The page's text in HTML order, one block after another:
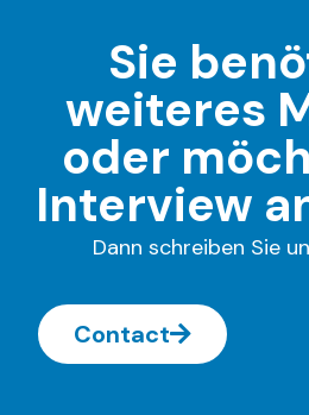
Sie
weiteres
oder
Interview
Dann schreiben Sie
Contact